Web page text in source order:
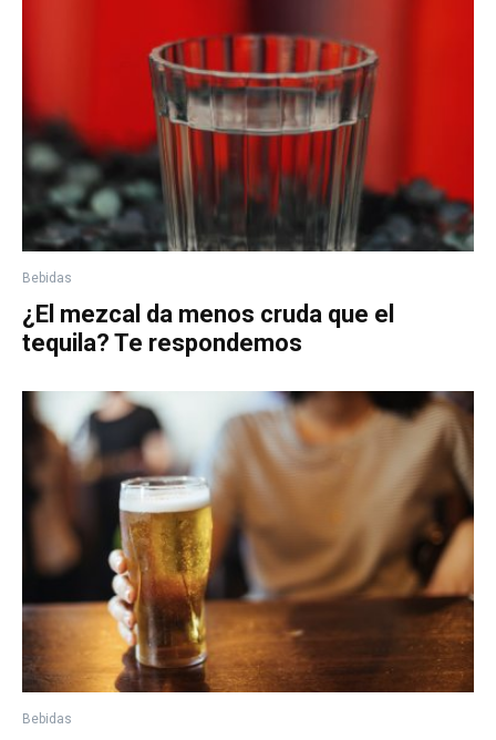
Bebidas
¿El mezcal da menos cruda que el
tequila? Te respondemos
Bebidas